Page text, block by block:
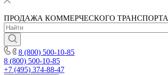
ПРОДАЖА КОММЕРЧЕСКОГО ТРАНСПОРТА
8 (800) 500-10-85
8 (800) 500-10-85
+7 (495) 374-88-47